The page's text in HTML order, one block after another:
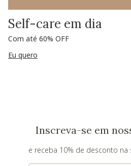
Self-care em dia
Com até 60% OFF
Eu quero
Inscreva-se em
e receba 10% de desconto